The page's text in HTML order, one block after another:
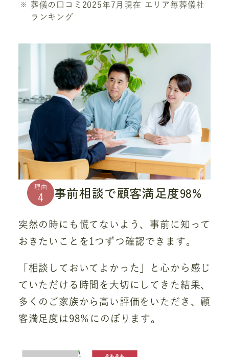
葬儀の口コミ2025年7月現在 エリア毎葬儀社
ランキング
理由
4 事前相談で顧客満足度98%
突然の時にも慌てないよう、事前に知って
おきたいことを1つずつ確認できます。
「相談しておいてよかった」と心から感じ
ていただける時間を大切にしてきた結果、
多くのご家族から高い評価をいただき、顧
客満足度は98％にのぼります。